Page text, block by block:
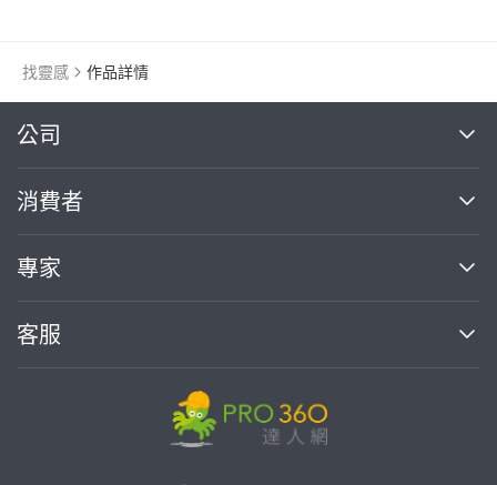
找靈感 作品詳情
公司
關於我們
部落格
加入我們
消費者
買服務
熱門服務
專家
案件中心
客服
繼續完成